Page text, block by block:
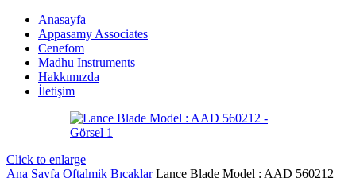
Anasayfa
Appasamy Associates
Cenefom
Madhu Instruments
Hakkımızda
İletişim
Click to enlarge
Ana Sayfa Oftalmik BıçaklarLance Blade Model : AAD 560212